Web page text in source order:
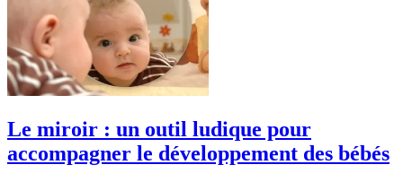
Le miroir : un outil ludique pour
accompagner le développement des bébés